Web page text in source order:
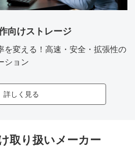
向けストレージ
を変える！高速・安全・拡張性の
ション
詳しく見る
取り扱いメーカー